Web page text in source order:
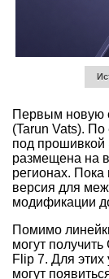
Первым новую
(Tarun Vats).
под прошивкой
размещена на
регионах.
версия для
модификации
Помимо
могут
Flip 7. Для этих
могут